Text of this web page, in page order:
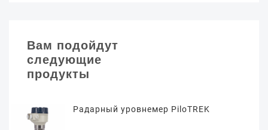
Вам подойдут
следующие
продукты
Радарный уровнемер PiloTREK